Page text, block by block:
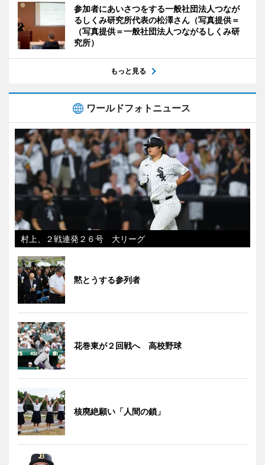
参加者にあいさつをする一般社団法人つなが
るしくみ研究所代表の松澤さん（写真提供＝
（写真提供＝一般社団法人つながるしくみ研
究所）
もっと見る
ワールドフォトニュース
村上、２戦連発２６号 大リーグ
黙とうする参列者
花巻東が２回戦へ 高校野球
核廃絶願い「人間の鎖」